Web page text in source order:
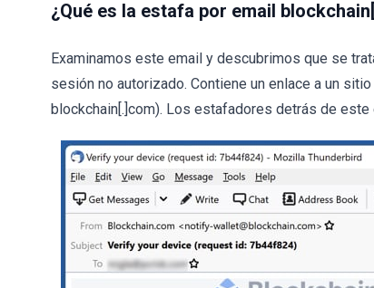
¿Qué es la estafa por email
Examinamos este email y descubrimos que se
sesión no autorizado. Contiene un enlace a un
blockchain[.]com). Los estafadores detrás de